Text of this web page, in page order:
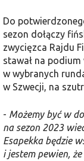
Do
sezon dołączy
zwycięzca Rajdu
stawał na
w wybranych
w Szwecji, na
- Możemy być w
na sezon 2023
Esapekka będzie
i jestem pewien,